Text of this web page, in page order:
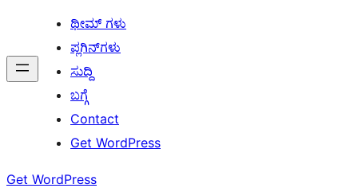
ಥೀಮ್ ಗಳು
ಪ್ಲಗಿನ್‌ಗಳು
ಸುದ್ದಿ
ಬಗ್ಗೆ
Contact
Get WordPress
Get WordPress